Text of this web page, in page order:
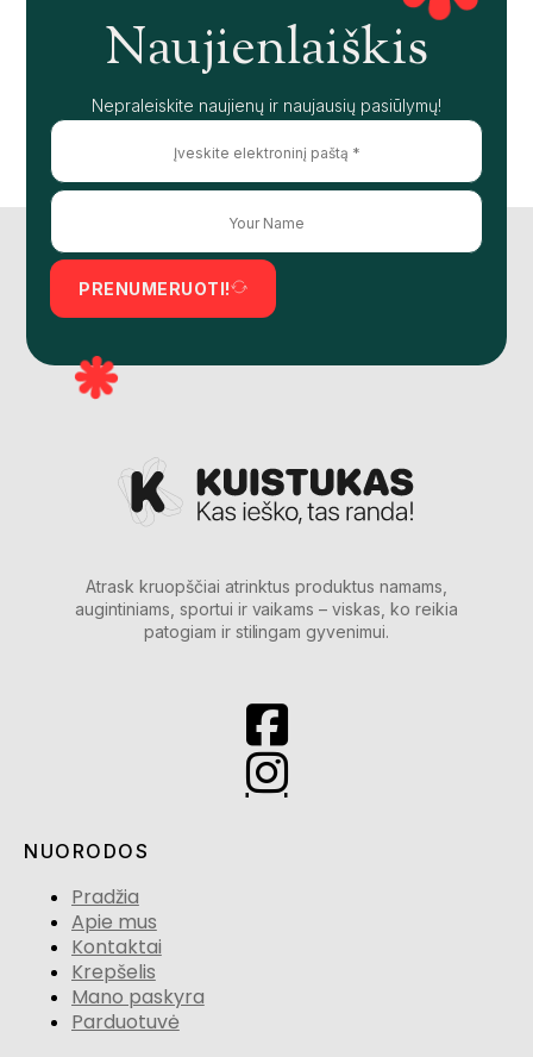
Naujienlaiškis
Nepraleiskite naujienų ir naujausių pasiūlymų!
PRENUMERUOTI!
Atrask kruopščiai atrinktus produktus namams,
augintiniams, sportui ir vaikams – viskas, ko reikia
patogiam ir stilingam gyvenimui.
NUORODOS
Pradžia
Apie mus
Kontaktai
Krepšelis
Mano paskyra
Parduotuvė